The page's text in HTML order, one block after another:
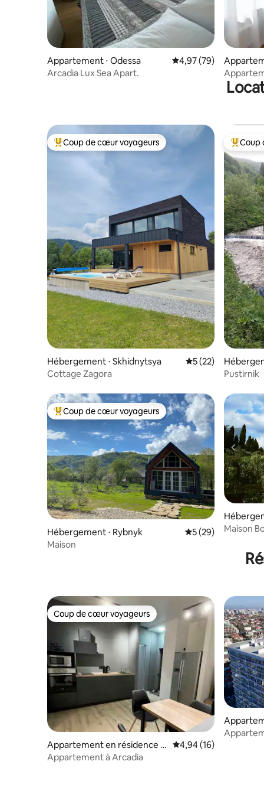
Appartement ⋅ Odessa Évaluation moyenne
4,97 (79)
Arcadia Lux Sea Apart.
Arkadia
Coups de cœur voyageurs les plus appréciés
Coup de cœur voyageurs
Hébergement ⋅ Skhidnytsya Évaluation
5 (22)
Cottage Zagora
Coups
Coup
Pustirnik
Coups de cœur voyageurs les plus appréciés
Coup de cœur voyageurs
Hébergement ⋅ Rybnyk Évaluation
5 (29)
Maison
Maison
Coup de cœur voyageurs
Coup de cœur voyageurs
Appartement en résidence ⋅
Odessa
Évaluation moyenne
4,94 (16)
Appartement à Arcadia
essa